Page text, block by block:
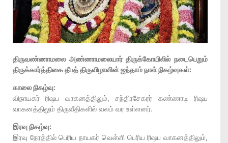
திருவண்ணாமலை அண்ணாமலையார் திருக்கோயிலில் நடைபெறும்
திருக்கார்த்திகை தீபத் திருவிழாவின் ஐந்தாம் நாள் நிகழ்வுகள்:
காலை நிகழ்வு:
விநாயகர் ரிஷப வாகனத்திலும், சந்திரசேகரர் கண்ணாடி ரிஷப
வாகனத்திலும் திருவீதிகளில் வலம் வர உள்ளனர்.
இரவு நிகழ்வு:
இரவு நேரத்தில் பெரிய நாயகர் வெள்ளி பெரிய ரிஷப வாகனத்திலும்,